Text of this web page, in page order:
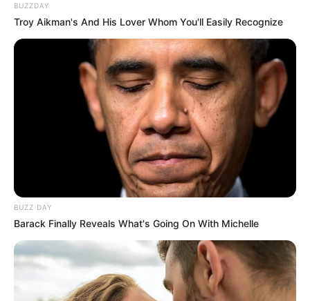
BUZZDAY
Troy Aikman's And His Lover Whom You'll Easily Recognize
BUZZ DAY
Barack Finally Reveals What's Going On With Michelle